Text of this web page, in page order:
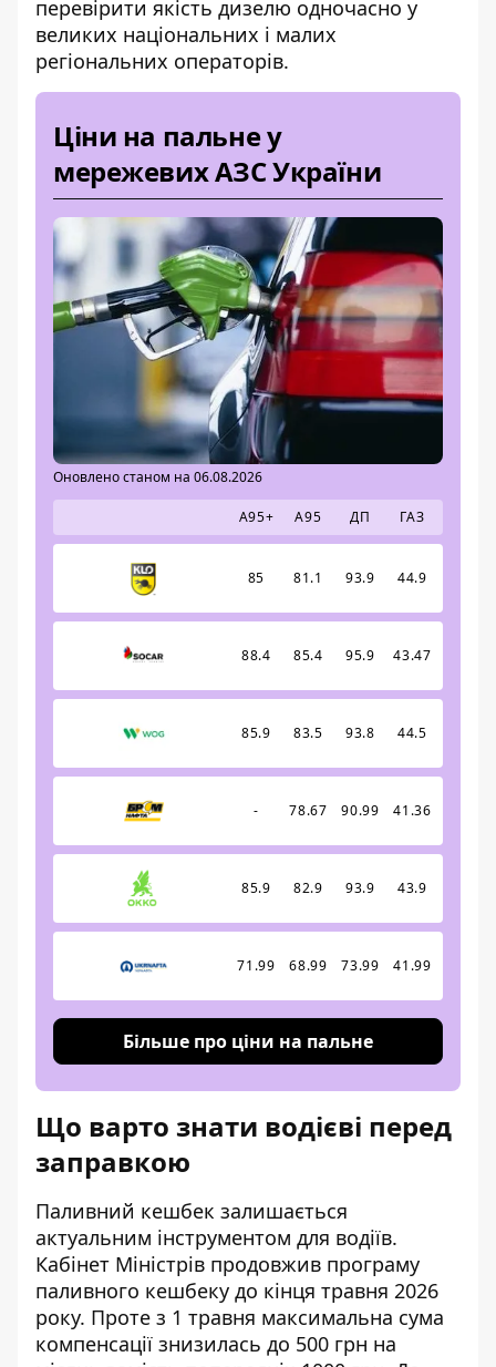
перевірити якість дизелю одночасно у
великих національних і малих
регіональних операторів.
Ціни на пальне у
мережевих АЗС України
Оновлено станом на 06.08.2026
А95+ А95 ДП ГАЗ
85 81.1 93.9 44.9
88.4 85.4 95.9 43.47
85.9 83.5 93.8 44.5
- 78.67 90.99 41.36
85.9 82.9 93.9 43.9
71.99 68.99 73.99 41.99
Більше про ціни на пальне
Що варто знати водієві перед
заправкою
Паливний кешбек залишається
актуальним інструментом для водіїв.
Кабінет Міністрів продовжив програму
паливного кешбеку до кінця травня 2026
року. Проте з 1 травня максимальна сума
компенсації знизилась до 500 грн на